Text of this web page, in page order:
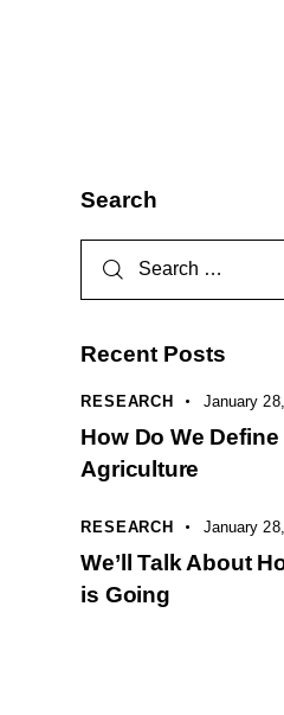
Search
Recent Posts
RESEARCH January
How Do We
Agriculture
RESEARCH January
We’ll Talk About
is Going